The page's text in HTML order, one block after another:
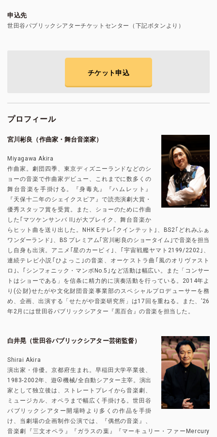
申込先
世田谷パブリックシアターチケットセンター（下記ボタンより）
チケット申込
プロフィール
宮川彬良（作曲家・舞台音楽家）
Miyagawa Akira
作曲家。劇団四季、東京ディズニーランドなどのシ
ョーの音楽で作曲家デビュー、これまでに数多くの
舞台音楽を手掛ける。『身毒丸』『ハムレット』
『天保十二年のシェイクスピア』で読売演劇大賞・
優秀スタッフ賞を受賞。また、ショーのために作曲
した｢マツケンサンバ II｣が大ブレイク、舞台音楽か
らヒット曲を送り出した。NHK Eテレ｢クインテット｣、BS2｢どれみふぁ
ワンダーランド｣、BS プレミアム｢宮川彬良のショータイム｣で音楽を担当
し自身も出演。アニメ｢星のカービィ｣、｢宇宙戦艦ヤマト2199/2202｣、
連続テレビ小説｢ひよっこ｣の音楽、オーケストラ曲｢風のオリヴァスト
ロ｣、｢シンフォニック・マンボNo.5｣など活動は幅広い。また「コンサー
トはショーである」を信条に精力的に演奏活動を行っている。2014年よ
り(公財)せたがや文化財団音楽事業部のスペシャルプロデューサーを務
め、企画、出演する「せたがや音楽研究所」は17回を重ねる。また、’26
年2月には世田谷パブリックシアター『黒百合』の音楽を担当した。
白井晃（世田谷パブリックシアター芸術監督）
Shirai Akira
演出家・俳優。京都府生まれ。早稲田大学卒業後、
1983-2002年、遊⦿機械/全自動シアター主宰。演出
家として独立後は、ストレートプレイから音楽劇、
ミュージカル、オペラまで幅広く手掛ける。世田谷
パブリックシアター開場時より多くの作品を手掛
け、当劇場の企画制作公演では、『偶然の音楽』、
音楽劇『三文オペラ』『ガラスの葉』『マーキュリー・ファーMercury